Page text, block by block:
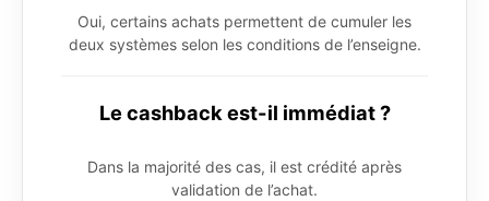
Oui, certains achats permettent de cumuler les
deux systèmes selon les conditions de l’enseigne.
Le cashback est-il immédiat ?
Dans la majorité des cas, il est crédité après
validation de l’achat.